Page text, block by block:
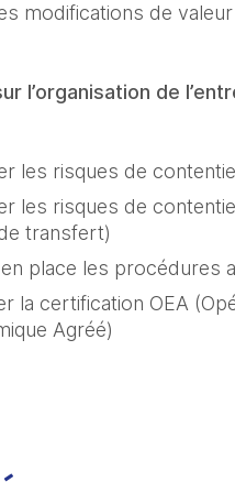
modifications de
l’organisation de
les risques de
les risques de
transfert)
place les procédures
la certification OEA
Agréé)